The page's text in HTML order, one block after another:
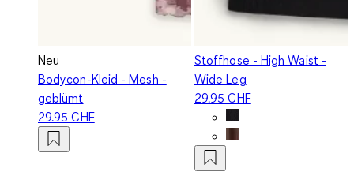
Neu
Bodycon-Kleid - Mesh -
geblümt
29.95 CHF
Stoffhose - High Waist -
Wide Leg
29.95 CHF